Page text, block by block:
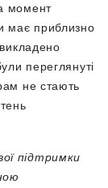
момент
має приблизно
переглянуті
не стають
підтримки